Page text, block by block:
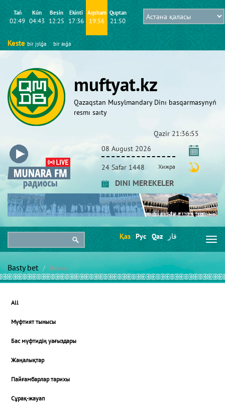
Tań
02:49
Kún
04:43
Besіn
12:25
Ekіntі
17:36
Aqsham
19:56
Quptan
21:50
Keste bіr jylǵa bіr aıǵa
muftyat.kz
Qazaqstan Musylmandary Dіnı basqarmasynyń
resmı saıty
Qazіr 21:36:56
08 August 2026
24 Safar 1448 Хижра
DINI MEREKELER
Қаз Рус Qaz قاز
Basty bet Beıne
All
Мүфтият тынысы
Бас мүфтидің уағыздары
Жаңалықтар
Пайғамбарлар тарихы
Сұрақ-жауап